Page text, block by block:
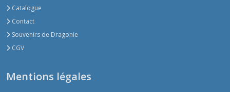
Catalogue
Contact
Souvenirs de Dragonie
CGV
Mentions légales